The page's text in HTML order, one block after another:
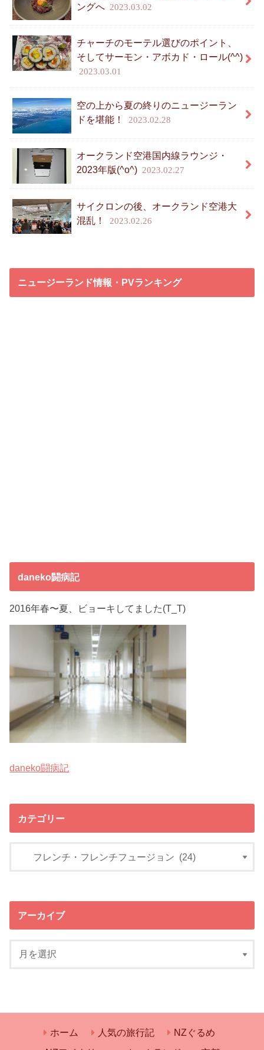
ングへ
2023.03.02
チャーチのモーテル選びのポイント、
そしてサーモン・アボカド・ロール(^^)
2023.03.01
空の上から夏の終りのニュージーラン
ドを堪能！
2023.02.28
オークランド空港国内線ラウンジ・
2023年版(^o^) 2023.02.27
サイクロンの後、オークランド空港大
混乱！
2023.02.26
ニュージーランド情報・PVランキング
daneko闘病記
2016年春〜夏、ビョーキしてました(T_T)
daneko闘病記
カテゴリー
アーカイブ
ホーム 人気の旅行記
NZぐるめ